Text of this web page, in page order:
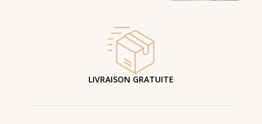
LIVRAISON GRATUITE